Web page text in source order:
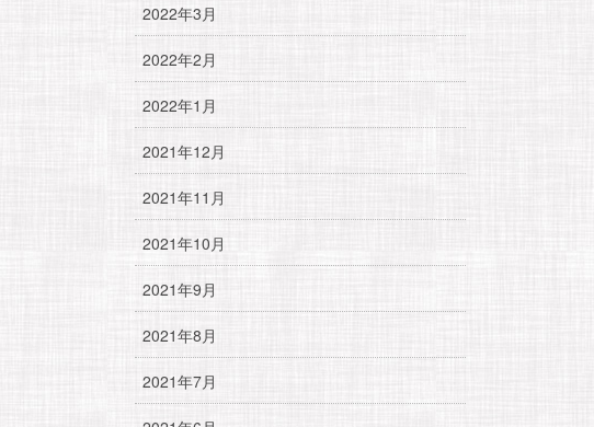
2022年3月
2022年2月
2022年1月
2021年12月
2021年11月
2021年10月
2021年9月
2021年8月
2021年7月